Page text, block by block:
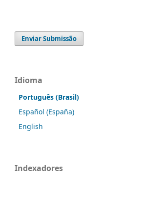
Enviar Submissão
Idioma
Português (Brasil)
Español (España)
English
Indexadores